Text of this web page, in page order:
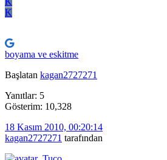
K
boyama ve eskitme
Başlatan kagan2727271
Yanıtlar: 5
Gösterim: 10,328
18 Kasım 2010, 00:20:14
kagan2727271 tarafından